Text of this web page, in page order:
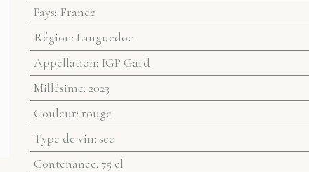
Pays: France
Région: Languedoc
Appellation: IGP Gard
Millésime: 2023
Couleur: rouge
Type de vin: sec
Contenance: 75 cl